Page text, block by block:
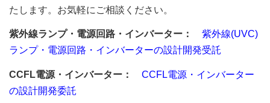
たします。お気軽にご相談ください。
紫外線ランプ・電源回路・インバーター：
紫外線(UVC)
ランプ・電源回路・インバーターの設計開発受託
CCFL電源・インバーター：
CCFL電源・インバーター
の設計開発委託